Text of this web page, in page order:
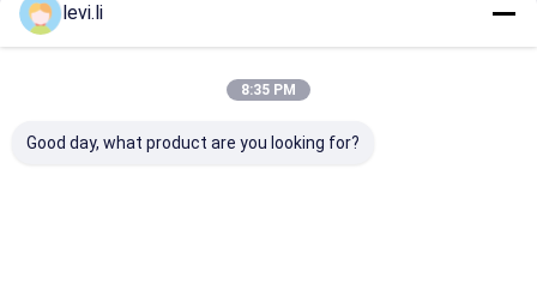
Onze Categorieën
levi.li
8:35 PM
Good day, what product are you looking for?